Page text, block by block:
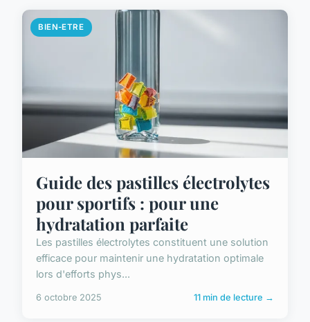
BIEN-ETRE
Guide des pastilles électrolytes
pour sportifs : pour une
hydratation parfaite
Les pastilles électrolytes constituent une solution
efficace pour maintenir une hydratation optimale
lors d'efforts phys...
6 octobre 2025 11 min de lecture →